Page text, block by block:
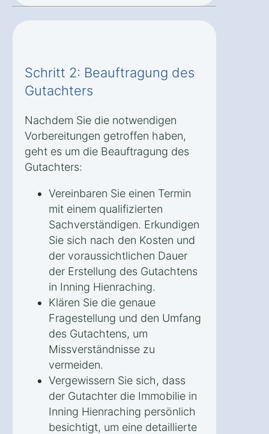
Schritt 2: Beauftragung des
Gutachters
Nachdem Sie die notwendigen
Vorbereitungen getroffen haben,
geht es um die Beauftragung des
Gutachters:
Vereinbaren Sie einen Termin
mit einem qualifizierten
Sachverständigen. Erkundigen
Sie sich nach den Kosten und
der voraussichtlichen Dauer
der Erstellung des Gutachtens
in Inning Hienraching.
Klären Sie die genaue
Fragestellung und den Umfang
des Gutachtens, um
Missverständnisse zu
vermeiden.
Vergewissern Sie sich, dass
der Gutachter die Immobilie in
Inning Hienraching persönlich
besichtigt, um eine detaillierte